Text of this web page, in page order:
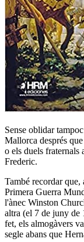
Sense oblidar
Mallorca després
o els duels fraternals
Frederic.
També recordar
Primera Guerra
l'ànec Winston
altra (el 7 de juny de
fet, els almogàvers
segle abans que